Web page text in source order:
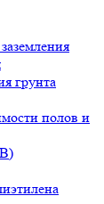
грунта
полов и